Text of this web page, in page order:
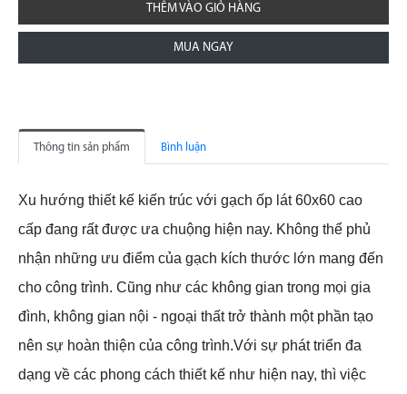
THÊM VÀO GIỎ HÀNG
MUA NGAY
Thông tin sản phẩm Bình luận
Xu hướng thiết kế kiến trúc với gạch ốp lát 60x60 cao
cấp đang rất được ưa chuộng hiện nay. Không thể phủ
nhận những ưu điểm của gạch kích thước lớn mang đến
cho công trình. Cũng như các không gian trong mọi gia
đình, không gian nội - ngoại thất trở thành một phần tạo
nên sự hoàn thiện của công trình.Với sự phát triển đa
dạng về các phong cách thiết kế như hiện nay, thì việc